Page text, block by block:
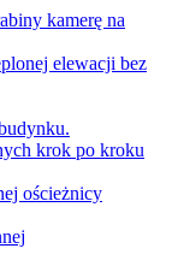
elewacji bez
krok po kroku